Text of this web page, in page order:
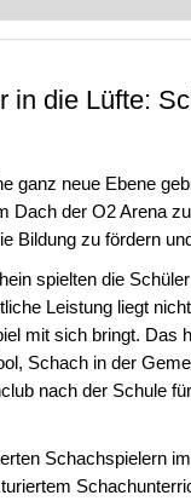
in die Lüfte:
ganz neue Ebene
Dach der O2 Arena
Bildung zu fördern
spielten die
Leistung liegt
mit sich bringt.
Schach in der
nach der Schule
Schachspielern